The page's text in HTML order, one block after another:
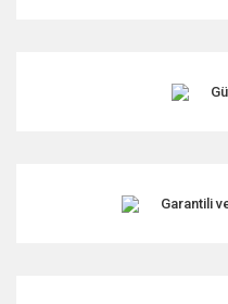
Ürün fiyatı diğer
Garantili